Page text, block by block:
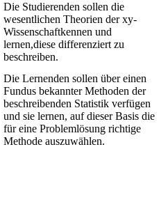
Die Studierenden sollen die
wesentlichen Theorien der xy-
Wissenschaftkennen und
lernen,diese differenziert zu
beschreiben.
Die Lernenden sollen über einen
Fundus bekannter Methoden der
beschreibenden Statistik verfügen
und sie lernen, auf dieser Basis die
für eine Problemlösung richtige
Methode auszuwählen.